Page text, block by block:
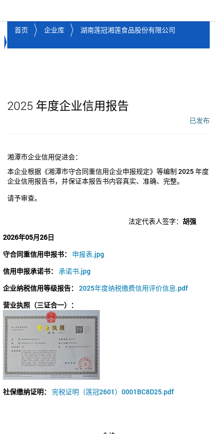
首页 企业库 湖南莲冠湘莲食品股份有限公司
2025 年度企业信用报告
已发布
湘潭市企业信用促进会：
本企业根据《湘潭市守合同重信用企业申报规定》等编制 2025年度
企业信用报告书，并保证本报告书内容真实、准确、完整。
请予审查。
法定代表人签字： 胡强
2026年05月26日
守合同重信用申报书：
申报表.jpg
信用申报承诺书：
承诺书.jpg
企业纳税信用等级报告：
2025年度纳税缴费信用评价信息.pdf
营业执照（三证合一）：
社保缴纳证明： 完税证明（莲冠2601）0001BC8D25.pdf